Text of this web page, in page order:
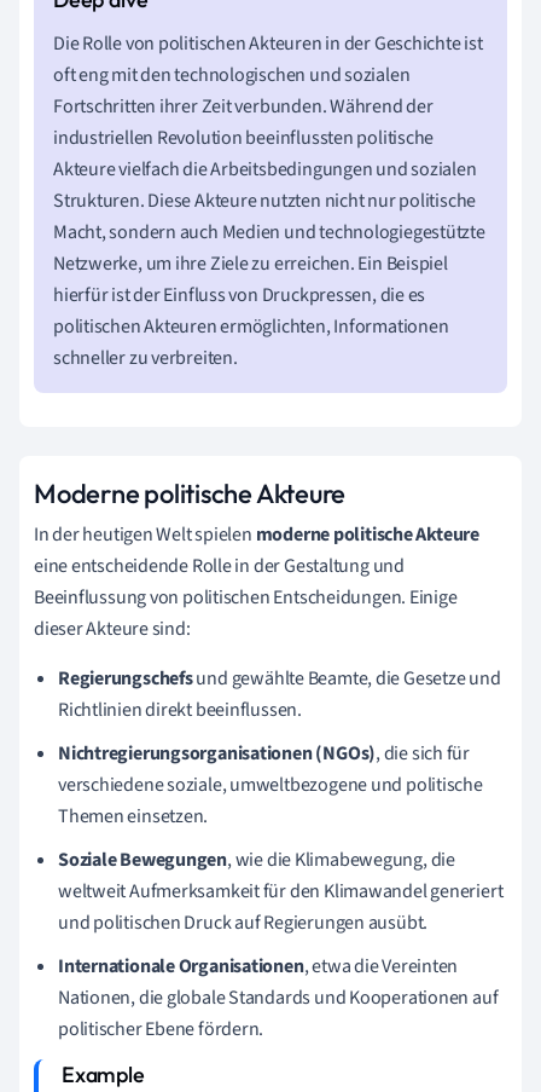
Die Rolle von politischen Akteuren in der Geschichte ist
oft eng mit den technologischen und sozialen
Fortschritten ihrer Zeit verbunden. Während der
industriellen Revolution beeinflussten politische
Akteure vielfach die Arbeitsbedingungen und sozialen
Strukturen. Diese Akteure nutzten nicht nur politische
Macht, sondern auch Medien und technologiegestützte
Netzwerke, um ihre Ziele zu erreichen. Ein Beispiel
hierfür ist der Einfluss von Druckpressen, die es
politischen Akteuren ermöglichten, Informationen
schneller zu verbreiten.
Moderne politische Akteure
In der heutigen Welt spielen moderne politische Akteure
eine entscheidende Rolle in der Gestaltung und
Beeinflussung von politischen Entscheidungen. Einige
dieser Akteure sind:
Regierungschefsund gewählte Beamte, die Gesetze und
Richtlinien direkt beeinflussen.
Nichtregierungsorganisationen (NGOs), die sich für
verschiedene soziale, umweltbezogene und politische
Themen einsetzen.
Soziale Bewegungen, wie die Klimabewegung, die
weltweit Aufmerksamkeit für den Klimawandel generiert
und politischen Druck auf Regierungen ausübt.
Internationale Organisationen, etwa die Vereinten
Nationen, die globale Standards und Kooperationen auf
politischer Ebene fördern.